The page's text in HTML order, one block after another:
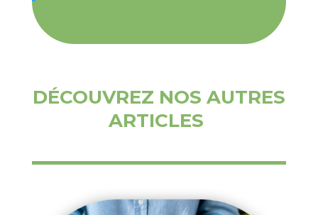
DÉCOUVREZ NOS AUTRES
ARTICLES